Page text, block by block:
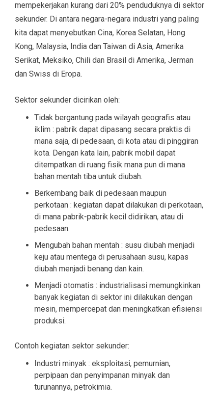
mempekerjakan kurang dari 20% penduduknya di sektor
sekunder. Di antara negara-negara industri yang paling
kita dapat menyebutkan Cina, Korea Selatan, Hong
Kong, Malaysia, India dan Taiwan di Asia, Amerika
Serikat, Meksiko, Chili dan Brasil di Amerika, Jerman
dan Swiss di Eropa.
Sektor sekunder dicirikan oleh:
Tidak bergantung pada wilayah geografis atau
iklim : pabrik dapat dipasang secara praktis di
mana saja, di pedesaan, di kota atau di pinggiran
kota. Dengan kata lain, pabrik mobil dapat
ditempatkan di ruang fisik mana pun di mana
bahan mentah tiba untuk diubah.
Berkembang baik di pedesaan maupun
perkotaan : kegiatan dapat dilakukan di perkotaan,
di mana pabrik-pabrik kecil didirikan, atau di
pedesaan.
Mengubah bahan mentah : susu diubah menjadi
keju atau mentega di perusahaan susu, kapas
diubah menjadi benang dan kain.
Menjadi otomatis : industrialisasi memungkinkan
banyak kegiatan di sektor ini dilakukan dengan
mesin, mempercepat dan meningkatkan efisiensi
produksi.
Contoh kegiatan sektor sekunder:
Industri minyak : eksploitasi, pemurnian,
perpipaan dan penyimpanan minyak dan
turunannya, petrokimia.